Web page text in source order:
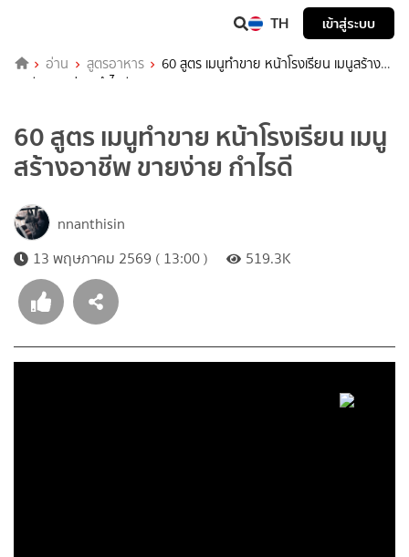
TH เข้าสู่ระบบ
อ่าน สูตรอาหาร
60 สูตร เมนูทำขาย หน้าโรงเรียน เมนูสร้าง
อาชีพ ขายง่าย กำไรดี
60 สูตร เมนูทำขาย หน้าโรงเรียน เมนู
สร้างอาชีพ ขายง่าย กำไรดี
nnanthisin
13 พฤษภาคม 2569 ( 13:00 )
519.3K